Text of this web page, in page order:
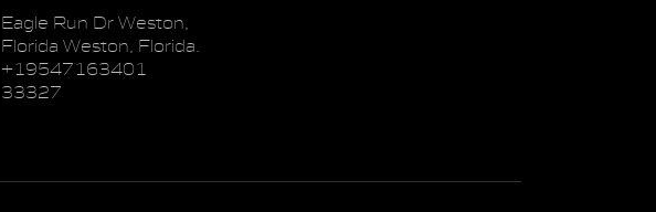
Eagle Run Dr Weston,
Florida Weston, Florida.
+19547163401
33327